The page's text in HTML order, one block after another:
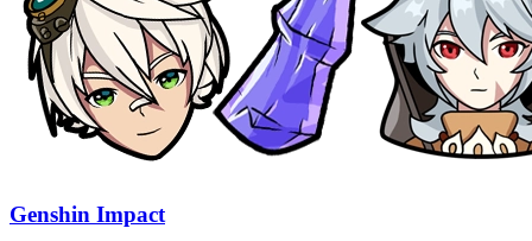
Genshin Impact